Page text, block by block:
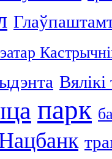
Вялікі
парк